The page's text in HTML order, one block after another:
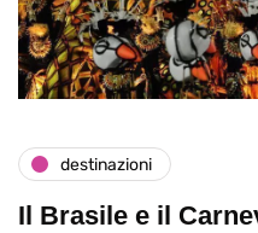
destinazioni
Il Brasile e il